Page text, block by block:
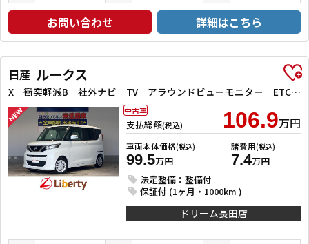
お問い合わせ 詳細はこちら
日産 ルークス
X 衝突軽減B 社外ナビ TV アラウンドビューモニター ETC 左パワースライドドア スマートキー プッシュスタート アイドリングストップ ステアリングスイッチ タッチパネルオートエアコン
支払総額(税込) 106.9万円
車両本体価格(税込)
99.5万円
諸費用(税込)
7.4万円
法定整備：整備付
保証付 (1ヶ月・1000km )
中古車
ドリーム長田店